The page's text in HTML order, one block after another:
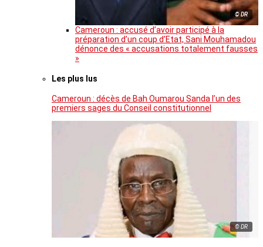
© DR
Cameroun : accusé d’avoir participé à la
préparation d’un coup d’Etat, Sani Mouhamadou
dénonce des « accusations totalement fausses
»
Les plus lus
Cameroun : décès de Bah Oumarou Sanda l’un des
premiers sages du Conseil constitutionnel
© DR